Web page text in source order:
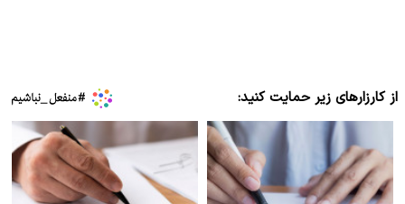
از کارزارهای زیر حمایت کنید: